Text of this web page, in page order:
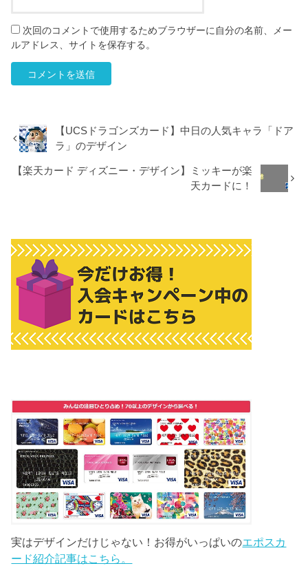
次回のコメントで使用するためブラウザーに自分の名前、メー
ルアドレス、サイトを保存する。
【UCSドラゴンズカード】中日の人気キャラ「ドア
ラ」のデザイン
【楽天カード ディズニー・デザイン】ミッキーが楽
天カードに！
実はデザインだけじゃない！お得がいっぱいのエポスカ
ード紹介記事はこちら。